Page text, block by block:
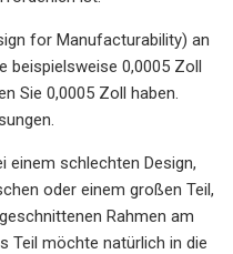
for Manufacturability) an
beispielsweise 0,0005 Zoll
Sie 0,0005 Zoll haben.
einem schlechten Design,
oder einem großen Teil,
Rahmen am
Teil möchte natürlich in die